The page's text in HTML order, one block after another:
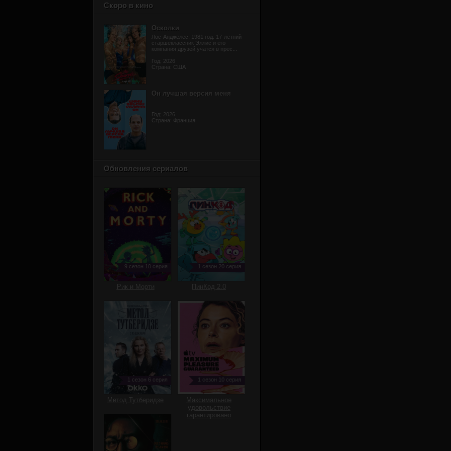
Скоро в кино
Осколки
Лос-Анджелес, 1981 год. 17-летний
старшеклассник Эллис и его
компания друзей учатся в прес...
Год: 2026
Страна: США
Он лучшая версия меня
Год: 2026
Страна: Франция
Обновления сериалов
9 сезон 10 серия
Рик и Морти
1 сезон 20 серия
ПинКод 2.0
1 сезон 6 серия
Метод Тутберидзе
1 сезон 10 серия
Максимальное
удовольствие
гарантировано